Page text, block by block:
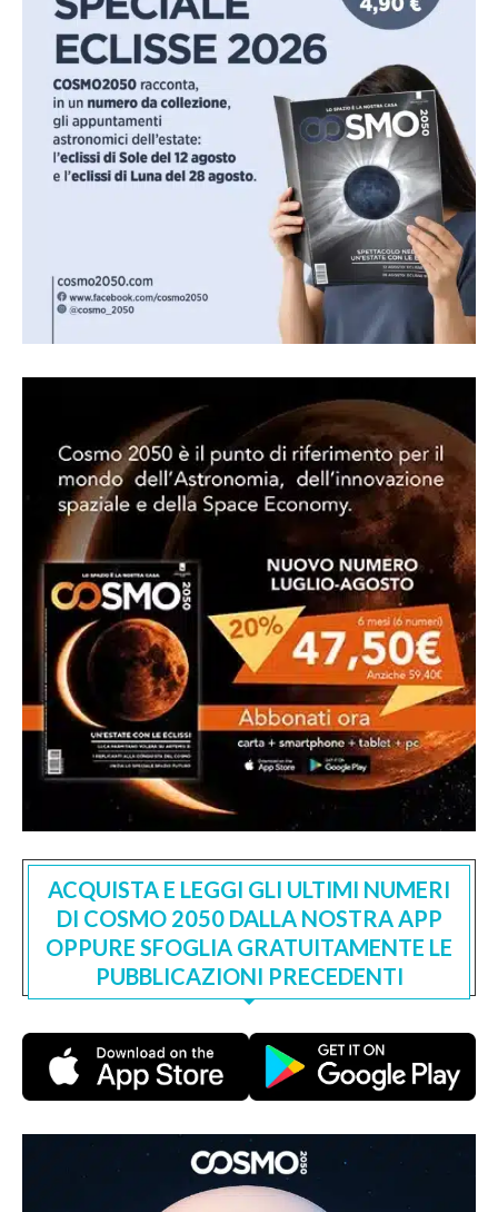
ACQUISTA E LEGGI GLI ULTIMI NUMERI
DI COSMO 2050 DALLA NOSTRA APP
OPPURE SFOGLIA GRATUITAMENTE LE
PUBBLICAZIONI PRECEDENTI